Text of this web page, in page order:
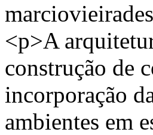
<p>A
construção de
incorporação
ambientes em